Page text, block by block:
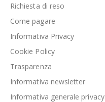
Richiesta di reso
Come pagare
Informativa Privacy
Cookie Policy
Trasparenza
Informativa newsletter
Informativa generale privacy